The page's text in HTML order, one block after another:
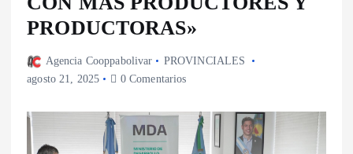
PRODUCTORAS»
Agencia Cooppabolivar
PROVINCIALES
agosto 21, 2025
0 Comentarios